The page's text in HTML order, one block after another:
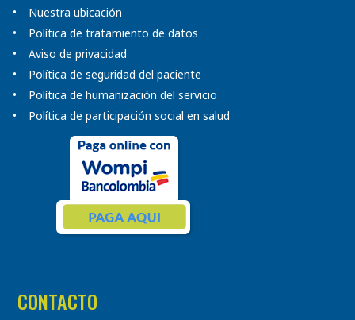
Nuestra ubicación
Política de tratamiento de datos
Aviso de privacidad
Política de seguridad del paciente
Política de humanización del servicio
Política de participación social en salud
CONTACTO